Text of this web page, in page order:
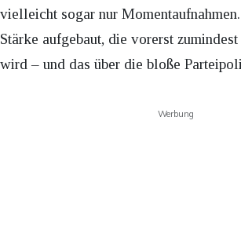
vielleicht sogar nur
Stärke aufgebaut, die vorerst
wird – und das über die bloße
Werbung